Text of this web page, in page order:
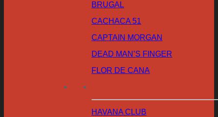
BRUGAL
CACHACA 51
CAPTAIN MORGAN
DEAD MAN’S FINGER
FLOR DE CANA
HAVANA CLUB